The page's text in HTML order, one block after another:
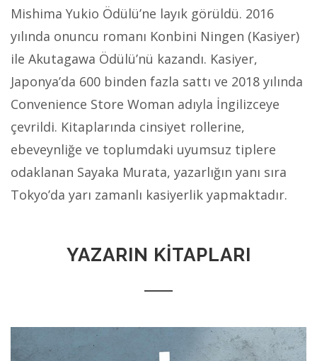
Mishima Yukio Ödülü’ne layık görüldü. 2016
yılında onuncu romanı Konbini Ningen (Kasiyer)
ile Akutagawa Ödülü’nü kazandı. Kasiyer,
Japonya’da 600 binden fazla sattı ve 2018 yılında
Convenience Store Woman adıyla İngilizceye
çevrildi. Kitaplarında cinsiyet rollerine,
ebeveynliğe ve toplumdaki uyumsuz tiplere
odaklanan Sayaka Murata, yazarlığın yanı sıra
Tokyo’da yarı zamanlı kasiyerlik yapmaktadır.
YAZARIN KİTAPLARI